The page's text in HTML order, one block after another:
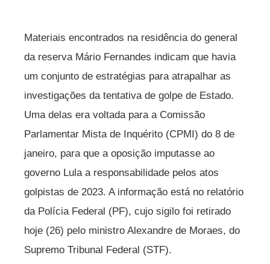
Materiais encontrados na residência do general
da reserva Mário Fernandes indicam que havia
um conjunto de estratégias para atrapalhar as
investigações da tentativa de golpe de Estado.
Uma delas era voltada para a Comissão
Parlamentar Mista de Inquérito (CPMI) do 8 de
janeiro, para que a oposição imputasse ao
governo Lula a responsabilidade pelos atos
golpistas de 2023. A informação está no relatório
da Polícia Federal (PF), cujo sigilo foi retirado
hoje (26) pelo ministro Alexandre de Moraes, do
Supremo Tribunal Federal (STF).